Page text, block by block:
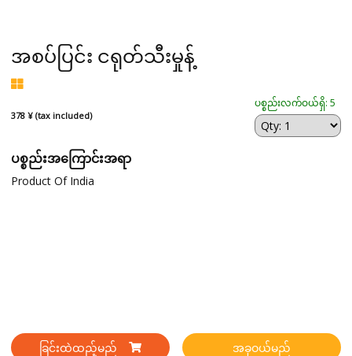
အစပ်ပြင်း ငရုတ်သီးမှုန့်
378 ¥ (tax included)
ပစ္စည်းလက်ဝယ်ရှိ: 5
ပစ္စည်းအကြောင်းအရာ
Product Of India
ခြင်းထဲထည့်မည် အခုဝယ်မည်